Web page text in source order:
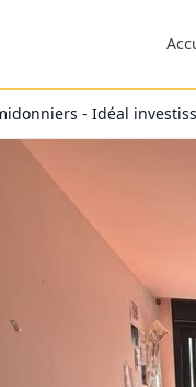
- Idéal